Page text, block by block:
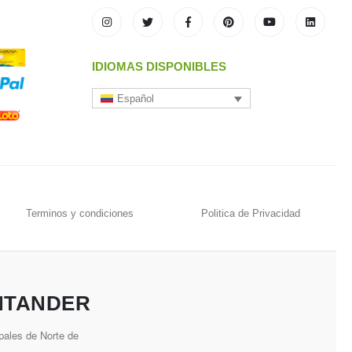
IDIOMAS DISPONIBLES
Español
Terminos y condiciones Politica de Privacidad
de Norte de